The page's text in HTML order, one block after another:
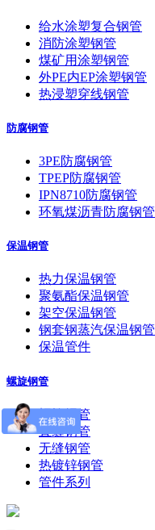
给水涂塑复合钢管
消防涂塑钢管
煤矿用涂塑钢管
外PE内EP涂塑钢管
热浸塑穿线钢管
防腐钢管
3PE防腐钢管
TPEP防腐钢管
IPN8710防腐钢管
环氧煤沥青防腐钢管
保温钢管
热力保温钢管
聚氨酯保温钢管
架空保温钢管
钢套钢蒸汽保温钢管
保温管件
螺旋钢管
螺旋焊管
直缝钢管
无缝钢管
热镀锌钢管
管件系列